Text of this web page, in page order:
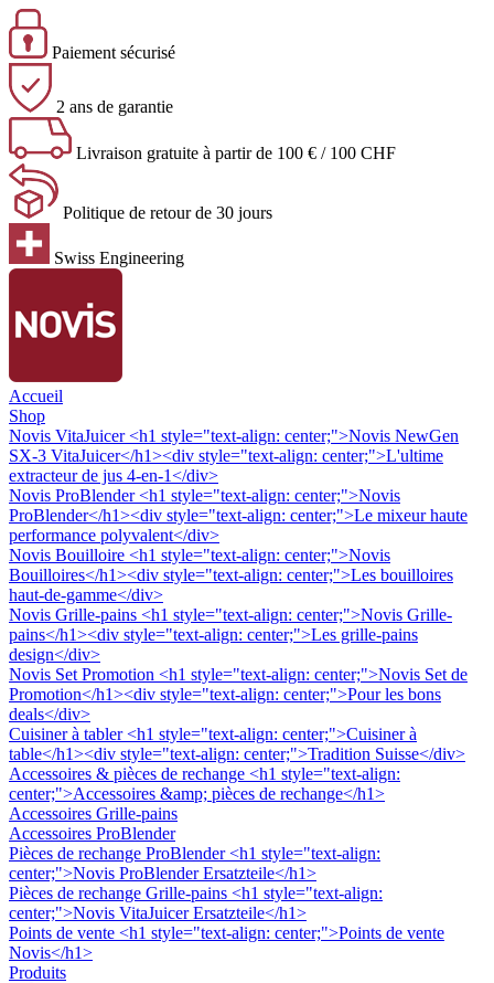
Paiement sécurisé
2 ans de garantie
Livraison gratuite à partir de 100 € / 100 CHF
Politique de retour de 30 jours
Swiss Engineering
Accueil
Shop
Novis VitaJuicer <h1 style="text-align: center;">Novis NewGen
SX-3 VitaJuicer</h1><div style="text-align: center;">L'ultime
extracteur de jus 4-en-1</div>
Novis ProBlender <h1 style="text-align: center;">Novis
ProBlender</h1><div style="text-align: center;">Le mixeur haute
performance polyvalent</div>
Novis Bouilloire <h1 style="text-align: center;">Novis
Bouilloires</h1><div style="text-align: center;">Les bouilloires
haut-de-gamme</div>
Novis Grille-pains <h1 style="text-align: center;">Novis Grille-
pains</h1><div style="text-align: center;">Les grille-pains
design</div>
Novis Set Promotion <h1 style="text-align: center;">Novis Set de
Promotion</h1><div style="text-align: center;">Pour les bons
deals</div>
Cuisiner à tabler <h1 style="text-align: center;">Cuisiner à
table</h1><div style="text-align: center;">Tradition Suisse</div>
Accessoires & pièces de rechange <h1 style="text-align:
center;">Accessoires &amp; pièces de rechange</h1>
Accessoires Grille-pains
Accessoires ProBlender
Pièces de rechange ProBlender <h1 style="text-align:
center;">Novis ProBlender Ersatzteile</h1>
Pièces de rechange Grille-pains <h1 style="text-align:
center;">Novis VitaJuicer Ersatzteile</h1>
Points de vente <h1 style="text-align: center;">Points de vente
Novis</h1>
Produits